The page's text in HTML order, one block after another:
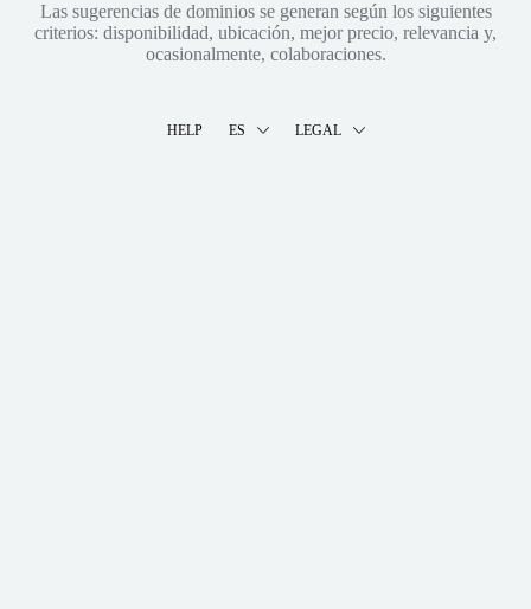
Las sugerencias de dominios se generan según los siguientes
criterios: disponibilidad, ubicación, mejor precio, relevancia y,
ocasionalmente, colaboraciones.
HELP ES LEGAL